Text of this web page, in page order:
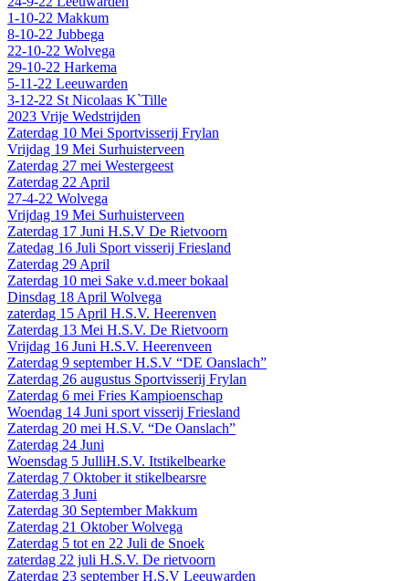
1-10-22 Makkum
8-10-22 Jubbega
22-10-22 Wolvega
29-10-22 Harkema
5-11-22 Leeuwarden
3-12-22 St Nicolaas K`Tille
2023 Vrije Wedstrijden
Zaterdag 10 Mei Sportvisserij Frylan
Vrijdag 19 Mei Surhuisterveen
Zaterdag 27 mei Westergeest
Zaterdag 22 April
27-4-22 Wolvega
Vrijdag 19 Mei Surhuisterveen
Zaterdag 17 Juni H.S.V De Rietvoorn
Zatedag 16 Juli Sport visserij Friesland
Zaterdag 29 April
Zaterdag 10 mei Sake v.d.meer bokaal
Dinsdag 18 April Wolvega
zaterdag 15 April H.S.V. Heerenven
Zaterdag 13 Mei H.S.V. De Rietvoorn
Vrijdag 16 Juni H.S.V. Heerenveen
Zaterdag 9 september H.S.V “DE Oanslach”
Zaterdag 26 augustus Sportvisserij Frylan
Zaterdag 6 mei Fries Kampioenschap
Woendag 14 Juni sport visserij Friesland
Zaterdag 20 mei H.S.V. “De Oanslach”
Zaterdag 24 Juni
Woensdag 5 JulliH.S.V. Itstikelbearke
Zaterdag 7 Oktober it stikelbearsre
Zaterdag 3 Juni
Zaterdag 30 September Makkum
Zaterdag 21 Oktober Wolvega
Zaterdag 5 tot en 22 Juli de Snoek
zaterdag 22 juli H.S.V. De rietvoorn
Zaterdag 23 september H.S.V Leeuwarden